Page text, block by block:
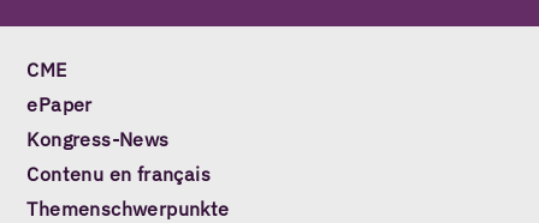
CME
ePaper
Kongress-News
Contenu en français
Themenschwerpunkte